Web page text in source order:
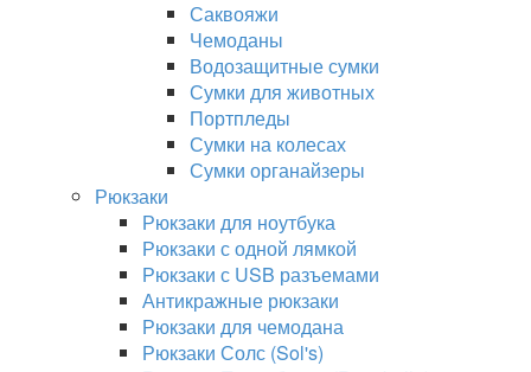
Саквояжи
Чемоданы
Водозащитные сумки
Сумки для животных
Портпледы
Сумки на колесах
Сумки органайзеры
Рюкзаки
Рюкзаки для ноутбука
Рюкзаки с одной лямкой
Рюкзаки с USB разъемами
Антикражные рюкзаки
Рюкзаки для чемодана
Рюкзаки Солс (Sol's)